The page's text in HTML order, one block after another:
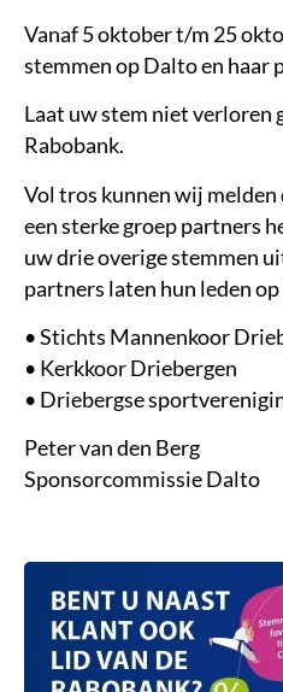
Vanaf 5 oktober t/m 25
stemmen op Dalto en haar
Laat uw stem niet verloren
Rabobank.
Vol tros kunnen wij
een sterke groep partners
uw drie overige stemmen
partners laten hun leden
• Stichts Mannenkoor
• Kerkkoor Driebergen
• Driebergse
Peter van den Berg
Sponsorcommissie Dalto